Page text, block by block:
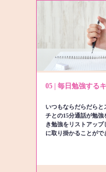
05 | 毎日勉強する
いつもならだらだらと
チとの15分通話が勉
き勉強をリストアッ
に取り掛かることがで